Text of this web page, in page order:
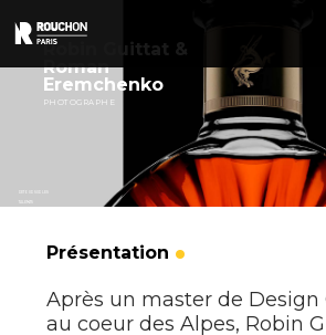
au
contenuRobin Guittat &
Roman
Eremchenko
PHOTOGRAPHE
TALENTS
Présentation
Après un master de Design
au coeur des Alpes, Robin